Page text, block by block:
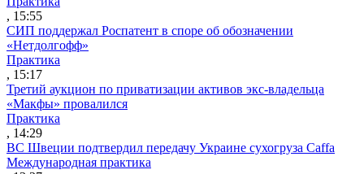
, 15:55
СИП поддержал Роспатент в споре об обозначении
«Нетдолгофф»
Практика
, 15:17
Третий аукцион по приватизации активов экс-владельца
«Макфы» провалился
Практика
, 14:29
ВС Швеции подтвердил передачу Украине сухогруза Caffa
Международная практика